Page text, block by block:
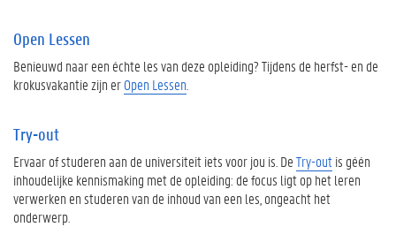
Open Lessen
Benieuwd naar een échte les van deze opleiding? Tijdens de herfst- en de
krokusvakantie zijn erOpen Lessen
Try-out
Ervaar of studeren aan de universiteit iets voor jou is. DeTry-outis géén
inhoudelijke kennismaking met de opleiding: de focus ligt op het leren
verwerken en studeren van de inhoud van een les, ongeacht het
onderwerp.